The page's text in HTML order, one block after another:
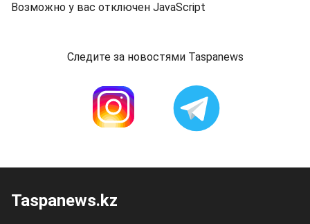
Возможно у вас отключен JavaScript
Следите за новостями Taspanews
Taspanews.kz